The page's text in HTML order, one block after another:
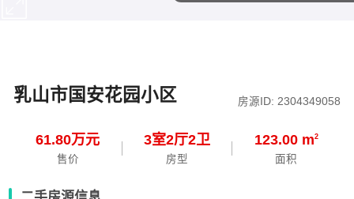
乳山市国安花园小区 房源ID: 2304349058
61.80万元
售价
3室2厅2卫
房型
123.00 m2
面积